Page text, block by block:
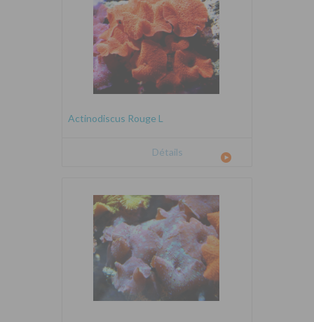
Actinodiscus Rouge L
Détails